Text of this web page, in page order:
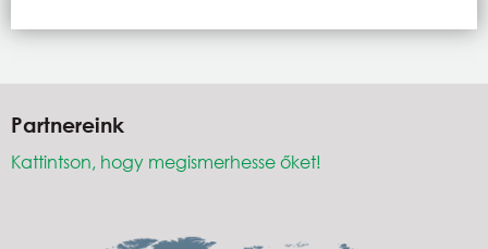
Partnereink
Kattintson, hogy megismerhesse őket!